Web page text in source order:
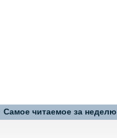
Самое читаемое за неделю